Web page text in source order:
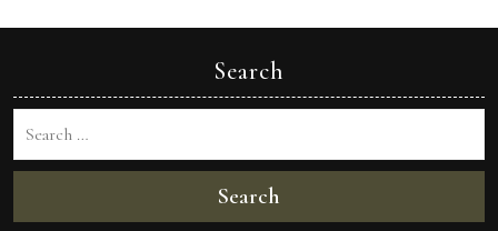
Search
Search